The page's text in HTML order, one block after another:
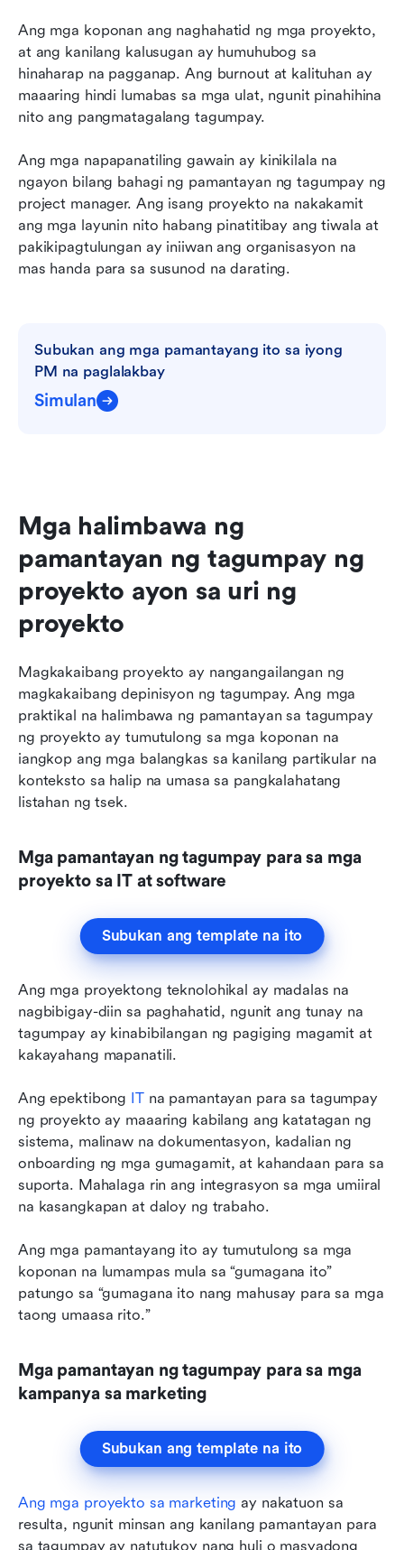
Ang mga koponan ang naghahatid ng mga proyekto,
at ang kanilang kalusugan ay humuhubog sa
hinaharap na pagganap. Ang burnout at kalituhan ay
maaaring hindi lumabas sa mga ulat, ngunit pinahihina
nito ang pangmatagalang tagumpay.
Ang mga napapanatiling gawain ay kinikilala na
ngayon bilang bahagi ng pamantayan ng tagumpay ng
project manager. Ang isang proyekto na nakakamit
ang mga layunin nito habang pinatitibay ang tiwala at
pakikipagtulungan ay iniiwan ang organisasyon na
mas handa para sa susunod na darating.
Subukan ang mga pamantayang ito sa iyong
PM na paglalakbay
Simulan
Mga halimbawa ng
pamantayan ng tagumpay ng
proyekto ayon sa uri ng
proyekto
Magkakaibang proyekto ay nangangailangan ng
magkakaibang depinisyon ng tagumpay. Ang mga
praktikal na halimbawa ng pamantayan sa tagumpay
ng proyekto ay tumutulong sa mga koponan na
iangkop ang mga balangkas sa kanilang partikular na
konteksto sa halip na umasa sa pangkalahatang
listahan ng tsek.
Mga pamantayan ng tagumpay para sa mga
proyekto sa IT at software
Subukan ang template na ito
Ang mga proyektong teknolohikal ay madalas na
nagbibigay-diin sa paghahatid, ngunit ang tunay na
tagumpay ay kinabibilangan ng pagiging magamit at
kakayahang mapanatili.
Ang epektibong IT na pamantayan para sa tagumpay
ng proyekto ay maaaring kabilang ang katatagan ng
sistema, malinaw na dokumentasyon, kadalian ng
onboarding ng mga gumagamit, at kahandaan para sa
suporta. Mahalaga rin ang integrasyon sa mga umiiral
na kasangkapan at daloy ng trabaho.
Ang mga pamantayang ito ay tumutulong sa mga
koponan na lumampas mula sa “gumagana ito”
patungo sa “gumagana ito nang mahusay para sa mga
taong umaasa rito.”
Mga pamantayan ng tagumpay para sa mga
kampanya sa marketing
Subukan ang template na ito
Ang mga proyekto sa marketing ay nakatuon sa
resulta, ngunit minsan ang kanilang pamantayan para
sa tagumpay ay natutukoy nang huli o masyadong